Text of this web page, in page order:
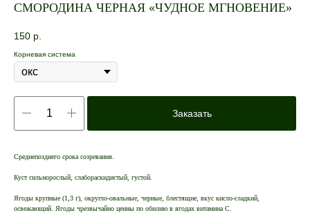
СМОРОДИНА ЧЕРНАЯ «ЧУДНОЕ МГНОВЕНИЕ»
150 р.
Корневая система
Заказать
Среднепозднего срока созревания.
Куст сильнорослый, слабораскидистый, густой.
Ягоды крупные (1,3 г), округло-овальные, черные, блестящие, вкус кисло-сладкий,
освежающий. Ягоды чрезвычайно ценны по обилию в ягодах витамина C.